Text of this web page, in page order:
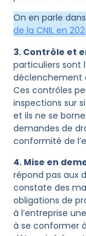
On en parle
de la CNIL en
3. Contrôle et
particuliers sont
déclenchement
Ces contrôles
inspections sur
et ils ne se
demandes de
conformité de
4. Mise en
répond pas aux
constate des
obligations de
à l’entreprise
à se conformer